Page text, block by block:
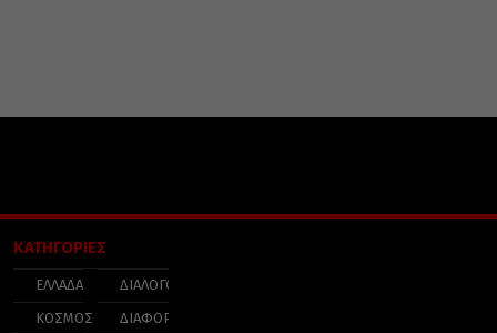
ΚΑΤΗΓΟΡΙΕΣ
ΕΛΛΑΔΑ
ΚΟΣΜΟΣ
ΔΙΑΛΟΓΟΣ
ΔΙΑΦΟΡΑ